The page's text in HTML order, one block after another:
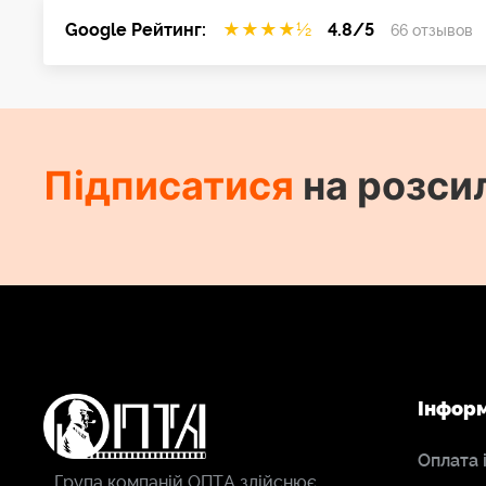
Google Рейтинг: ★ ★ ★ ★½ 4.8/5 66 отзывов
Підписатися на
Група компаній ОПТА здійснює
Оплата